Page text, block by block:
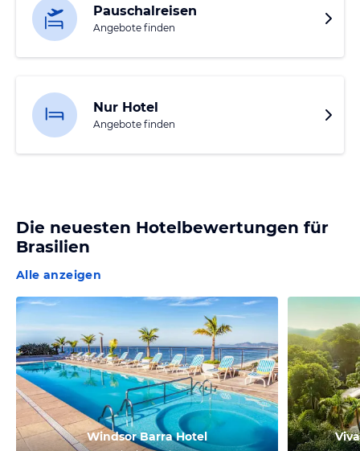
Pauschalreisen
Angebote finden
Nur Hotel
Angebote finden
Die neuesten Hotelbewertungen für
Brasilien
Alle anzeigen
Windsor Barra Hotel